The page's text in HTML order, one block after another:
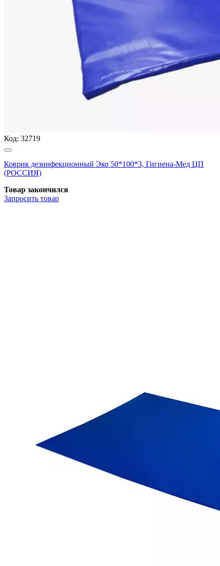
Код: 32719
Коврик дезинфекционный Эко 50*100*3, Гигиена-Мед ЦП
(РОССИЯ)
Товар закончился
Запросить товар